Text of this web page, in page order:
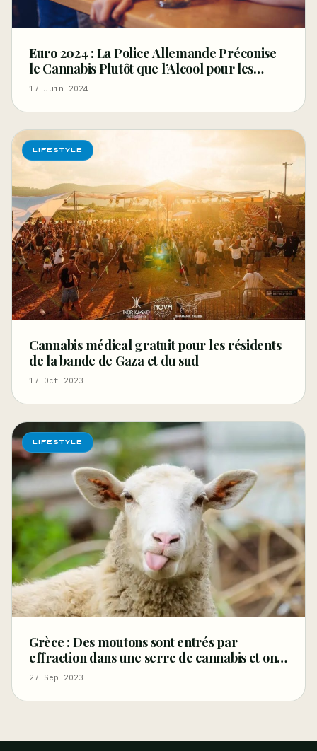
Euro 2024 : La Police Allemande Préconise
le Cannabis Plutôt que l’Alcool pour les
Supporters
17 Juin 2024
LIFESTYLE
Cannabis médical gratuit pour les résidents
de la bande de Gaza et du sud
17 Oct 2023
LIFESTYLE
Grèce : Des moutons sont entrés par
effraction dans une serre de cannabis et ont
mangé 100 kg d’herbes
27 Sep 2023